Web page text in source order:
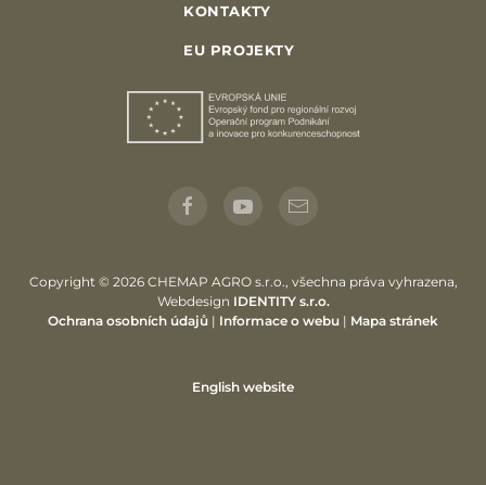
KONTAKTY
EU PROJEKTY
Copyright © 2026 CHEMAP AGRO s.r.o., všechna práva vyhrazena,
Webdesign IDENTITY s.r.o.
Ochrana osobních údajů | Informace o webu | Mapa stránek
English website